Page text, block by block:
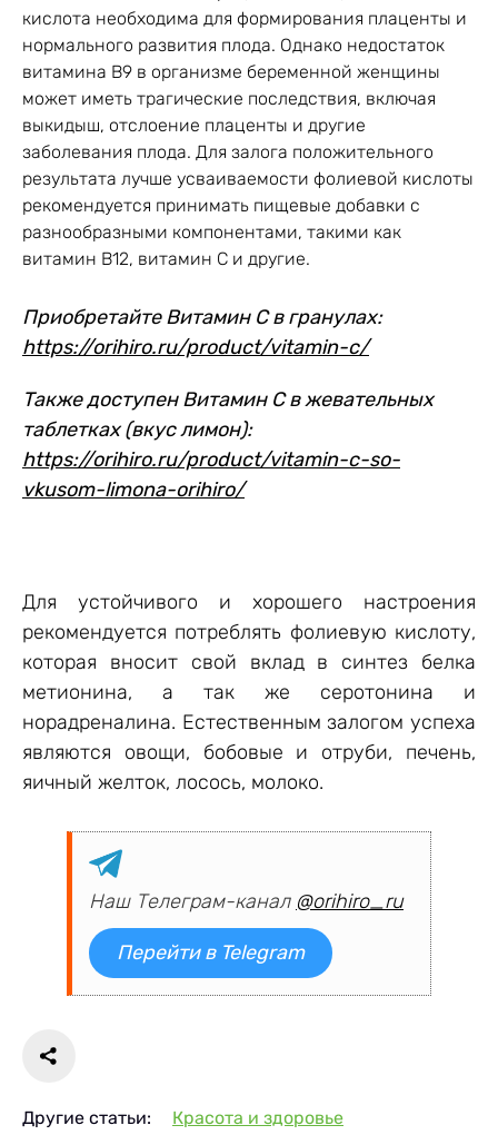
кислота необходима для формирования плаценты и
нормального развития плода. Однако недостаток
витамина В9 в организме беременной женщины
может иметь трагические последствия, включая
выкидыш, отслоение плаценты и другие
заболевания плода. Для залога положительного
результата лучше усваиваемости фолиевой кислоты
рекомендуется принимать пищевые добавки с
разнообразными компонентами, такими как
витамин В12, витамин С и другие.
Приобретайте Витамин С в гранулах:
https://orihiro.ru/product/vitamin-c/
Также доступен Витамин С в жевательных
таблетках (вкус лимон):
https://orihiro.ru/product/vitamin-c-so-
vkusom-limona-orihiro/
Для устойчивого и хорошего настроения
рекомендуется потреблять фолиевую кислоту,
которая вносит свой вклад в синтез белка
метионина, а так же серотонина и
норадреналина. Естественным залогом успеха
являются овощи, бобовые и отруби, печень,
яичный желток, лосось, молоко.
Наш Телеграм-канал @orihiro_ru
Перейти в Telegram
Другие статьи: Красота и здоровье